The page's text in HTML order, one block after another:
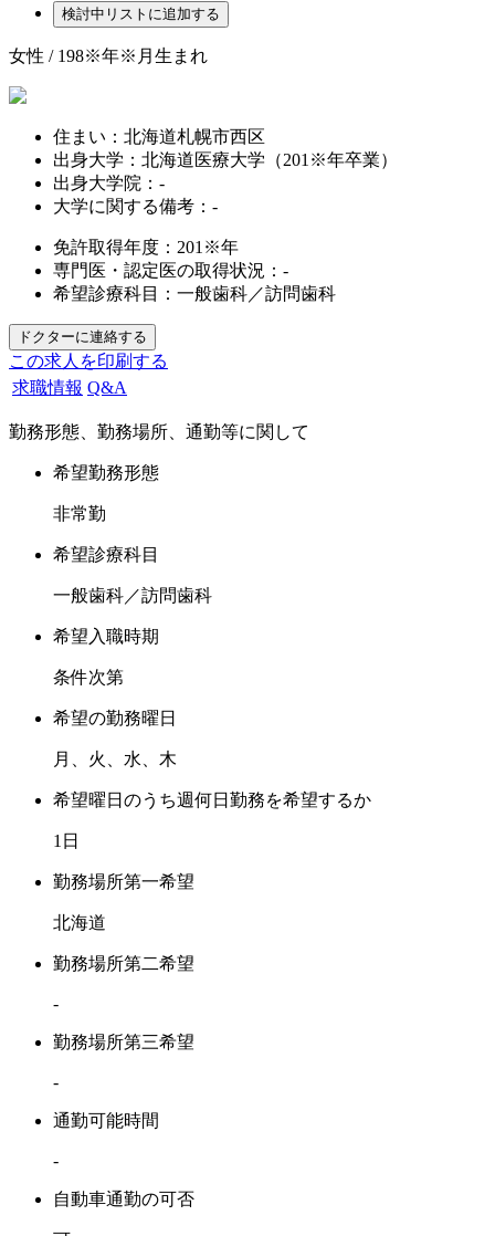
女性 / 198※年※月生まれ
住まい： 北海道札幌市西区
出身大学： 北海道医療大学（201※年卒業）
出身大学院： -
大学に関する備考： -
免許取得年度： 201※年
専門医・認定医の取得状況： -
希望診療科目： 一般歯科／訪問歯科
この求人を印刷する
求職情報 Q&A
勤務形態、勤務場所、通勤等に関して
希望勤務形態
非常勤
希望診療科目
一般歯科／訪問歯科
希望入職時期
条件次第
希望の勤務曜日
月、火、水、木
希望曜日のうち週何日勤務を希望するか
1日
勤務場所第一希望
北海道
勤務場所第二希望
-
勤務場所第三希望
-
通勤可能時間
-
自動車通勤の可否